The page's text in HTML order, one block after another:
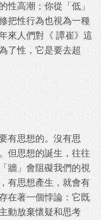
性高潮；你從「低」
把性行為也視為一種
來人們對《 譚崔》這
了性，它是要去超
思想的。沒有思
但思想的誕生，往往
牆」會阻礙我們的視
有思想產生，就會有
在著一個悖論：它既
動放棄懷疑和思考